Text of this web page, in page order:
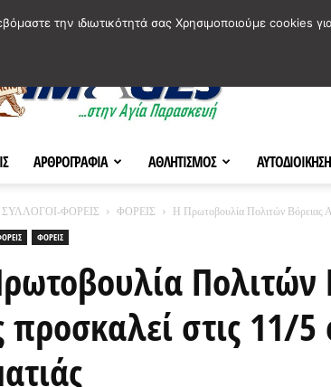
ΑΡΘΡΟΓΡΑΦΙΑ ΑΘΛΗΤΙΣΜΟΣ ΑΥΤΟΔΙΟΙΚΗΣΗ
ΣΥΛΛΟΓΟΙ-ΦΟΡΕΙΣ ΦΟΡΕΙΣ
Η Πρωτοβουλία Πολιτών Βόρειας
ΦΟΡΕΙΣ
Πολιτών
προσκαλεί στις 11/5
την ιδιωτικότητά σας Χρησιμοποιούμε cookies